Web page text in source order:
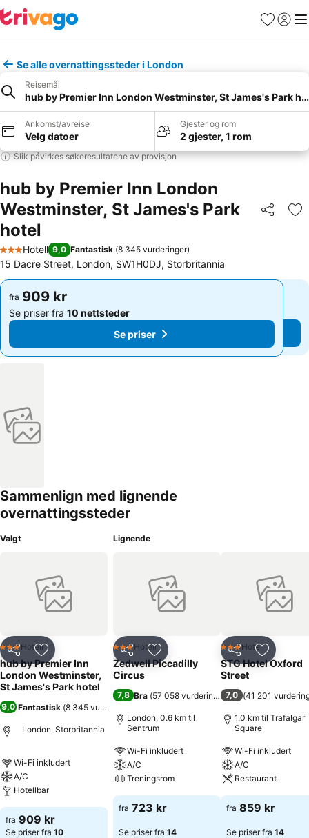
Favoritter
Logg
Se alle overnattingssteder i London
Reisemål
hub by Premier Inn London Westminster, St James's Park
Ankomst/avreise
Velg datoer
Gjester og rom
2 gjester, 1 rom
Slik påvirkes søkeresultatene av provisjon
hub by Premier Inn London
Westminster, St James's Park
hotel
Del
3 Stjerner
Hotell 9,0 Fantastisk (8 345 vurderinger)
15 Dacre Street, London, SW1H0DJ, Storbritannia
fra 909 kr
Se priser fra 10 nettsteder
Se priser
fra 909 kr
Se priser fra 10 nettsteder
Se priser
Sammenlign med lignende
overnattingssteder
Valgt
Del Legg til i favoritter
3 Stjerner
Hotell
hub by Premier Inn
London Westminster,
St James's Park hotel
9,0 Fantastisk (8 345 vurderinger
London, Storbritannia
Wi-Fi inkludert
A/C
Hotellbar
fra 909 kr
Se priser fra 10
Lignende
Del Legg til i favoritter
3 Stjerner
Hotell
Zedwell Piccadilly
Circus
7,8 Bra (57 058 vurderinger)
London, 0.6 km til
Sentrum
Wi-Fi inkludert
A/C
Treningsrom
fra 723 kr
Se priser fra 14
Del Legg til
3 Stjerner
Hotell
STG Hotel Oxford
Street
7,0 (41 201
1.0 km til Trafalgar
Square
Wi-Fi inkludert
A/C
Restaurant
fra 859 kr
Se priser fra 14